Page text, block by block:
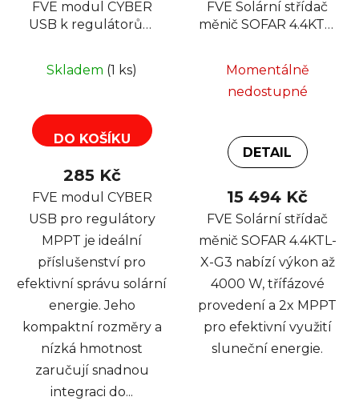
FVE modul CYBER
USB k regulátorům
Skladem (1 ks)
DO KOŠÍKU
285 Kč
FVE modul CYBER
USB pro regulátory
MPPT je ideální
příslušenství pro
efektivní správu solární
energie. Jeho
kompaktní rozměry a
nízká hmotnost
zaručují snadnou
integraci do...
FVE Solární střídač
měnič SOFAR 4.4KTL-
Momentálně
nedostupné
DETAIL
15 494 Kč
FVE Solární střídač
měnič SOFAR 4.4KTL-
X-G3 nabízí výkon až
4000 W, třífázové
provedení a 2x MPPT
pro efektivní využití
sluneční energie.